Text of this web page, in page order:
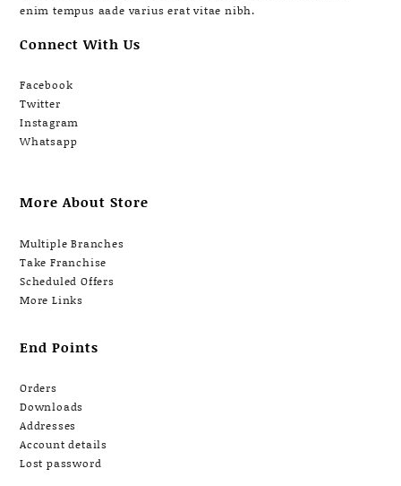
enim tempus aade varius erat vitae nibh.
Connect With Us
Facebook
Twitter
Instagram
Whatsapp
More About Store
Multiple Branches
Take Franchise
Scheduled Offers
More Links
End Points
Orders
Downloads
Addresses
Account details
Lost password